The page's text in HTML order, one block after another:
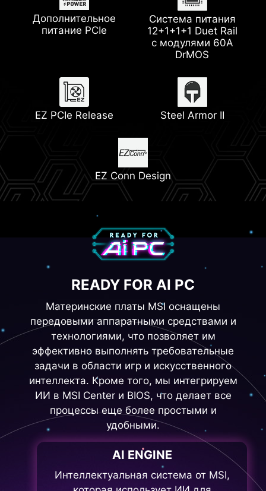
Дополнительное
питание PCIe
Система питания
12+1+1+1 Duet Rail
с модулями 60A
DrMOS
EZ PCIe Release Steel Armor II
EZ Conn Design
Разъем для помпы
Радиатор с
термопрокладкой 7
Вт/(м·K)
Wi-Fi 7 Слот 1x PCIe 5.0 M.2
Boost
2x PCIe 4.0 M.2 слота
READY FOR AI PC
Материнские платы MSI оснащены
передовыми аппаратными средствами и
технологиями, что позволяет им
эффективно выполнять требовательные
задачи в области игр и искусственного
интеллекта. Кроме того, мы интегрируем
ИИ в MSI Center и BIOS, что делает все
процессы еще более простыми и
удобными.
AI ENGINE
Интеллектуальная система от MSI,